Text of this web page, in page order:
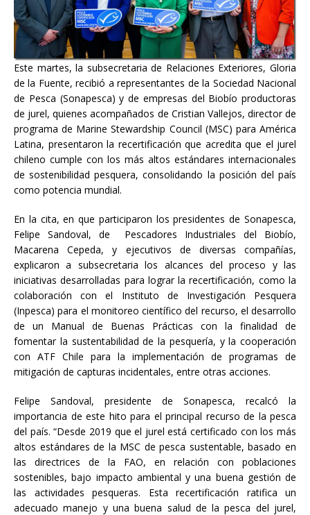
Este martes, la subsecretaria de Relaciones Exteriores, Gloria
de la Fuente, recibió a representantes de la Sociedad Nacional
de Pesca (Sonapesca) y de empresas del Biobío productoras
de jurel, quienes acompañados de Cristian Vallejos, director de
programa de Marine Stewardship Council (MSC) para América
Latina, presentaron la recertificación que acredita que el jurel
chileno cumple con los más altos estándares internacionales
de sostenibilidad pesquera, consolidando la posición del país
como potencia mundial.
En la cita, en que participaron los presidentes de Sonapesca,
Felipe Sandoval, de Pescadores Industriales del Biobío,
Macarena Cepeda, y ejecutivos de diversas compañías,
explicaron a subsecretaria los alcances del proceso y las
iniciativas desarrolladas para lograr la recertificación, como la
colaboración con el Instituto de Investigación Pesquera
(Inpesca) para el monitoreo científico del recurso, el desarrollo
de un Manual de Buenas Prácticas con la finalidad de
fomentar la sustentabilidad de la pesquería, y la cooperación
con ATF Chile para la implementación de programas de
mitigación de capturas incidentales, entre otras acciones.
Felipe Sandoval, presidente de Sonapesca, recalcó la
importancia de este hito para el principal recurso de la pesca
del país. “Desde 2019 que el jurel está certificado con los más
altos estándares de la MSC de pesca sustentable, basado en
las directrices de la FAO, en relación con poblaciones
sostenibles, bajo impacto ambiental y una buena gestión de
las actividades pesqueras. Esta recertificación ratifica un
adecuado manejo y una buena salud de la pesca del jurel,